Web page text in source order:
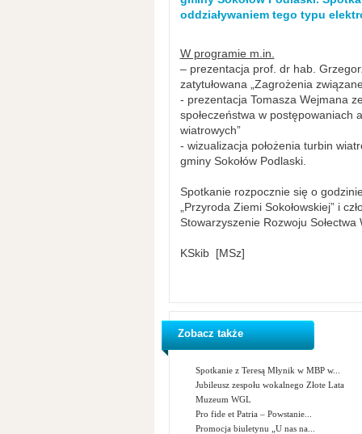
oddziaływaniem tego typu
W programie m.in.
– prezentacja prof. dr hab.
zatytułowana „Zagrożenia
- prezentacja Tomasza Wejmana
społeczeństwa w postępowaniach
wiatrowych”
- wizualizacja położenia turbin
gminy Sokołów Podlaski.
Spotkanie rozpocznie się o
„Przyroda Ziemi Sokołowskiej” i
Stowarzyszenie Rozwoju Sołectwa
KSkib [MSz]
Zobacz także
Spotkanie z Teresą Młynik w MBP w...
Jubileusz zespołu wokalnego Złote Lata
Muzeum WGL
Pro fide et Patria – Powstanie...
Promocja biuletynu „U nas na...